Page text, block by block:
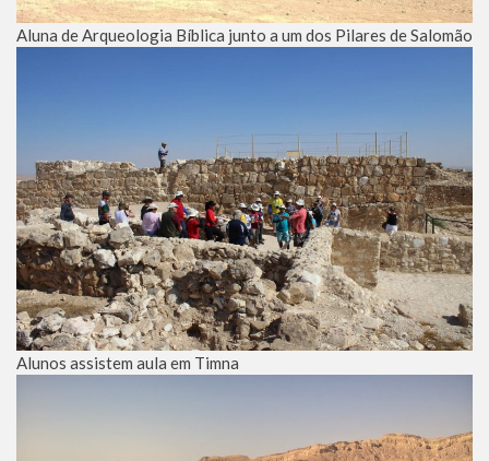
Aluna de Arqueologia Bíblica junto a um dos Pilares de Salomão
Alunos assistem aula em Timna